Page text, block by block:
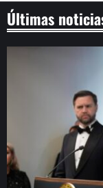
Últimas